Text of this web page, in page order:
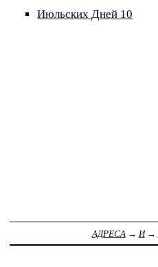
Июльских Дней 10
АДРЕСА → И→